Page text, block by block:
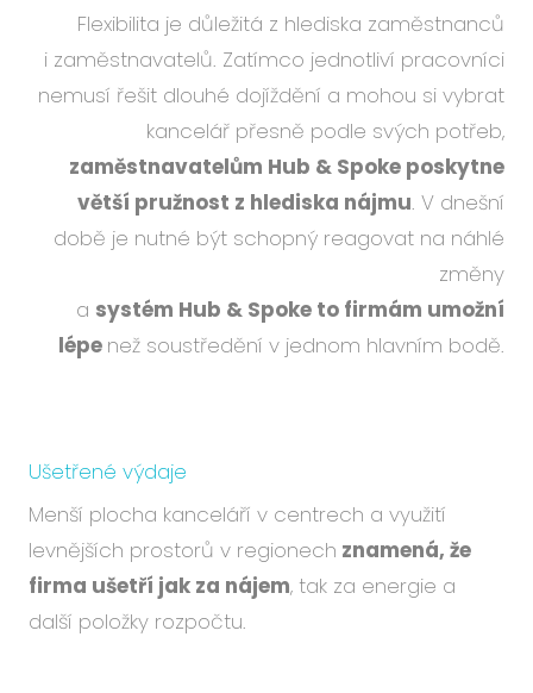
Flexibilita je důležitá z hlediska zaměstnanců
i zaměstnavatelů. Zatímco jednotliví pracovníci
nemusí řešit dlouhé dojíždění a mohou si vybrat
kancelář přesně podle svých potřeb,
zaměstnavatelům Hub & Spoke poskytne
větší pružnost z hlediska nájmu. V dnešní
době je nutné být schopný reagovat na náhlé
změny
a systém Hub & Spoke to firmám umožní
lépe než soustředění v jednom hlavním bodě.
Ušetřené výdaje
Menší plocha kanceláří v centrech a využití
levnějších prostorů v regionech znamená, že
firma ušetří jak za nájem, tak za energie a
další položky rozpočtu.